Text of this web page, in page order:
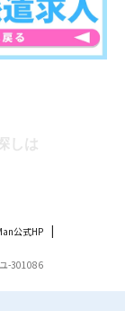
しは
公式HP
-301086